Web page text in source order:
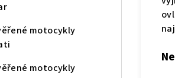
motocykly
motocykly